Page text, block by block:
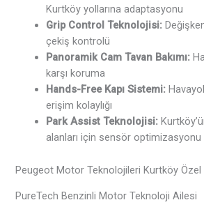
Kurtköy yollarına adaptasyonu
Grip Control Teknolojisi:
çekiş kontrolü
Panoramik Cam Tavan Bakımı:
karşı koruma
Hands-Free Kapı Sistemi:
erişim kolaylığı
Park Assist Teknolojisi:
alanları için sensör optimizasyonu
Peugeot Motor Teknolojileri Kurtköy Özel
PureTech Benzinli Motor Teknoloji Ailesi